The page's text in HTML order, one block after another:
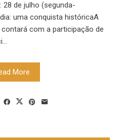
de julho (segunda-
uma conquista históricaA
com a participação de
More